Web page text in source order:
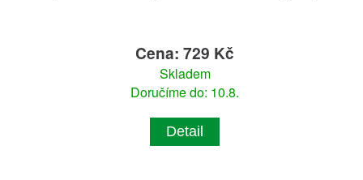
Cena: 729 Kč
Skladem
Doručíme do: 10.8.
Detail